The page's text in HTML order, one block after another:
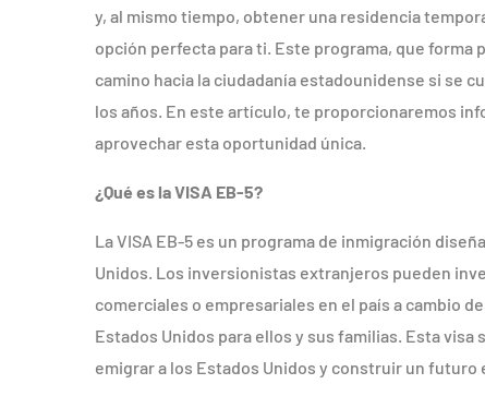
y, al mismo tiempo, obtener una residencia
opción perfecta para ti. Este programa, que
camino hacia la ciudadanía estadounidense si se
los años. En este artículo, te proporcionaremos
aprovechar esta oportunidad única.
¿Qué es la VISA EB-5?
La VISA EB-5 es un programa de inmigración
Unidos. Los inversionistas extranjeros pueden
comerciales o empresariales en el país a cambio
Estados Unidos para ellos y sus familias. Esta
emigrar a los Estados Unidos y construir un futuro